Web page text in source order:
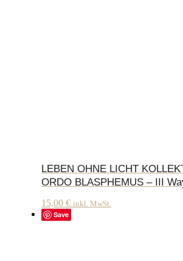
LEBEN OHNE LICHT
ORDO BLASPHEMUS – III
15,00 € inkl. MwSt.
Save